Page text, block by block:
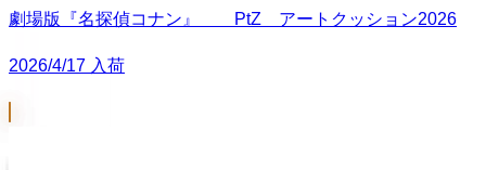
劇場版『名探偵コナン』 PtZ アートクッション2026
2026/4/17 入荷